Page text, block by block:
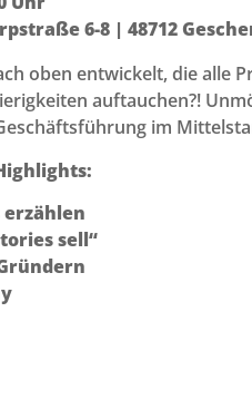
6-8 | 48712
oben entwickelt, die alle
auftauchen?!
im
erzählen
sell“